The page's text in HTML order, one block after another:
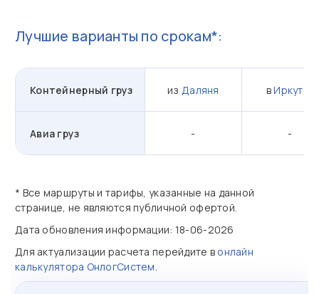
Лучшие варианты по срокам*:
Контейнерный груз из Даляня вИркутск
Авиа груз - -
* Все маршруты и тарифы, указанные на данной
странице, не являются публичной офертой.
Дата обновления информации: 18-06-2026
Для актуализации расчета перейдите в онлайн
калькулятора ОнлогСистем.